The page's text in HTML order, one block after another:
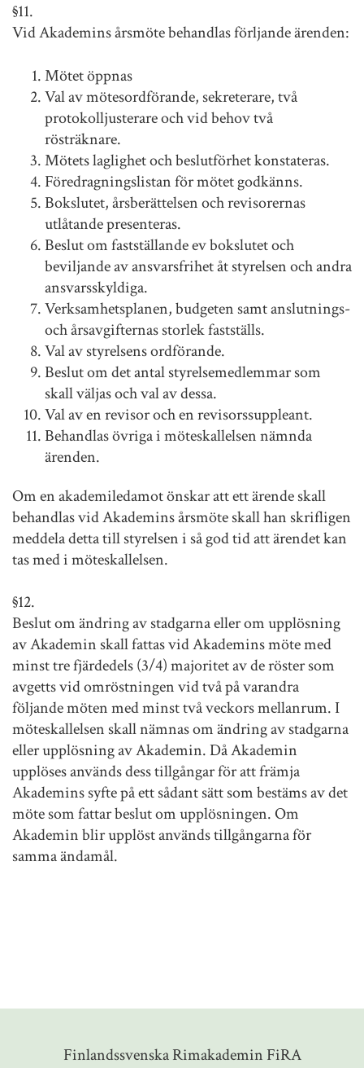
§11.
Vid Akademins årsmöte behandlas förljande ärenden:
Mötet öppnas
Val av mötesordförande, sekreterare, två
protokolljusterare och vid behov två
rösträknare.
Mötets laglighet och beslutförhet konstateras.
Föredragningslistan för mötet godkänns.
Bokslutet, årsberättelsen och revisorernas
utlåtande presenteras.
Beslut om fastställande ev bokslutet och
beviljande av ansvarsfrihet åt styrelsen och andra
ansvarsskyldiga.
Verksamhetsplanen, budgeten samt anslutnings-
och årsavgifternas storlek fastställs.
Val av styrelsens ordförande.
Beslut om det antal styrelsemedlemmar som
skall väljas och val av dessa.
Val av en revisor och en revisorssuppleant.
Behandlas övriga i möteskallelsen nämnda
ärenden.
Om en akademiledamot önskar att ett ärende skall
behandlas vid Akademins årsmöte skall han skrifligen
meddela detta till styrelsen i så god tid att ärendet kan
tas med i möteskallelsen.
§12.
Beslut om ändring av stadgarna eller om upplösning
av Akademin skall fattas vid Akademins möte med
minst tre fjärdedels (3/4) majoritet av de röster som
avgetts vid omröstningen vid två på varandra
följande möten med minst två veckors mellanrum. I
möteskallelsen skall nämnas om ändring av stadgarna
eller upplösning av Akademin. Då Akademin
upplöses används dess tillgångar för att främja
Akademins syfte på ett sådant sätt som bestäms av det
möte som fattar beslut om upplösningen. Om
Akademin blir upplöst används tillgångarna för
samma ändamål.
Finlandssvenska Rimakademin FiRA